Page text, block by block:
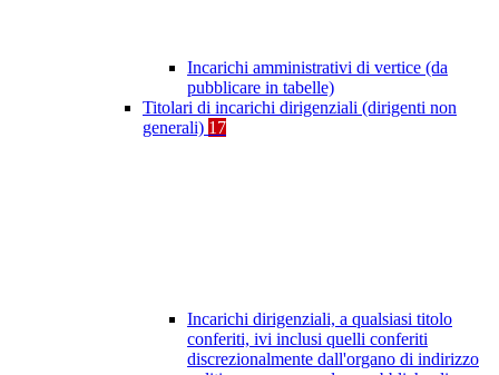
Incarichi amministrativi di vertice (da
pubblicare in tabelle)
Titolari di incarichi dirigenziali (dirigenti non
generali) 17
Incarichi dirigenziali, a qualsiasi titolo
conferiti, ivi inclusi quelli conferiti
discrezionalmente dall'organo di indirizzo